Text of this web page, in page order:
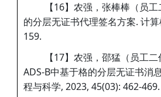
【16】农强，张棒棒（员
的分层无证书代理签名方案. 计
159.
【17】农强，邵猛（员工
ADS-B中基于格的分层无证书消
程与科学, 2023, 45(03): 462-469.